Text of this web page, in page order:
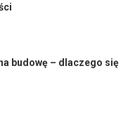
budowę – dlaczego się